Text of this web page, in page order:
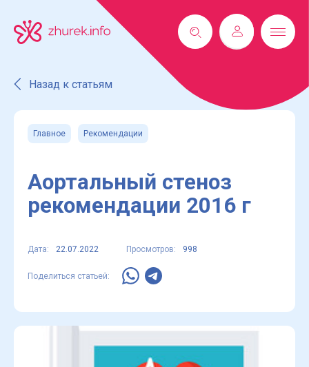
Назад к статьям
Главное Рекомендации
Аортальный стеноз
рекомендации 2016 г
Дата: 22.07.2022 Просмотров: 998
Поделиться статьей: